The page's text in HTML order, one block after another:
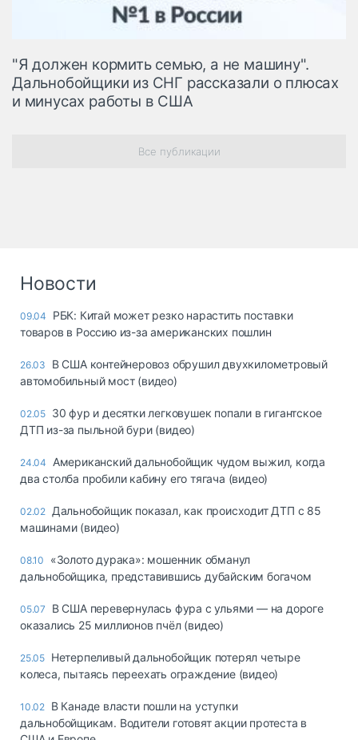
"Я должен кормить семью, а не машину".
Дальнобойщики из СНГ рассказали о плюсах
и минусах работы в США
Все публикации
Новости
09.04
РБК: Китай может резко нарастить поставки
товаров в Россию из-за американских пошлин
26.03
В США контейнеровоз обрушил двухкилометровый
автомобильный мост (видео)
02.05 30 фур и десятки легковушек попали в гигантское
ДТП из-за пыльной бури (видео)
24.04
Американский дальнобойщик чудом выжил, когда
два столба пробили кабину его тягача (видео)
02.02 Дальнобойщик показал, как происходит ДТП с 85
машинами (видео)
08.10
«Золото дурака»: мошенник обманул
дальнобойщика, представившись дубайским богачом
05.07
В США перевернулась фура с ульями — на дороге
оказались 25 миллионов пчёл (видео)
25.05 Нетерпеливый дальнобойщик потерял четыре
колеса, пытаясь переехать ограждение (видео)
10.02 В Канаде власти пошли на уступки
дальнобойщикам. Водители готовят акции протеста в